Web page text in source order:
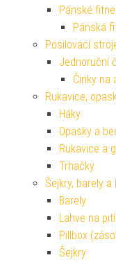
Pánské
Pánská
Posilovací
Jednoruční
Činky na
Rukavice,
Háky
Opasky a
Rukavice a
Trhačky
Šejkry, barely
Barely
Lahve na pití
Pillbox
Šejkry